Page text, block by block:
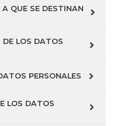
QUE SE DESTINAN
DE LOS DATOS
PERSONALES
LOS DATOS